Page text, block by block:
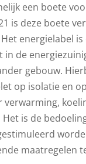
een boete
is deze boete
Het energielabel
in de
gebouw.
op isolatie en
verwarming,
is de
maatregelen